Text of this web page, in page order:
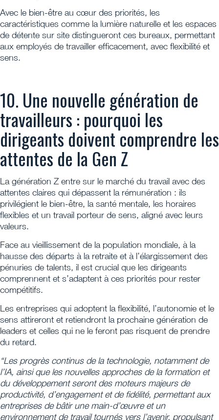
Avec le bien-être au cœur des priorités, les
caractéristiques comme la lumière naturelle et les espaces
de détente sur site distingueront ces bureaux, permettant
aux employés de travailler efficacement, avec flexibilité et
sens.
10. Une nouvelle génération de
travailleurs : pourquoi les
dirigeants doivent comprendre les
attentes de la Gen Z
La génération Z entre sur le marché du travail avec des
attentes claires qui dépassent la rémunération : ils
privilégient le bien-être, la santé mentale, les horaires
flexibles et un travail porteur de sens, aligné avec leurs
valeurs.
Face au vieillissement de la population mondiale, à la
hausse des départs à la retraite et à l’élargissement des
pénuries de talents, il est crucial que les dirigeants
comprennent et s’adaptent à ces priorités pour rester
compétitifs.
Les entreprises qui adoptent la flexibilité, l’autonomie et le
sens attireront et retiendront la prochaine génération de
leaders et celles qui ne le feront pas risquent de prendre
du retard.
“Les progrès continus de la technologie, notamment de
l’IA, ainsi que les nouvelles approches de la formation et
du développement seront des moteurs majeurs de
productivité, d’engagement et de fidélité, permettant aux
entreprises de bâtir une main-d’œuvre et un
environnement de travail tournés vers l’avenir, propulsant